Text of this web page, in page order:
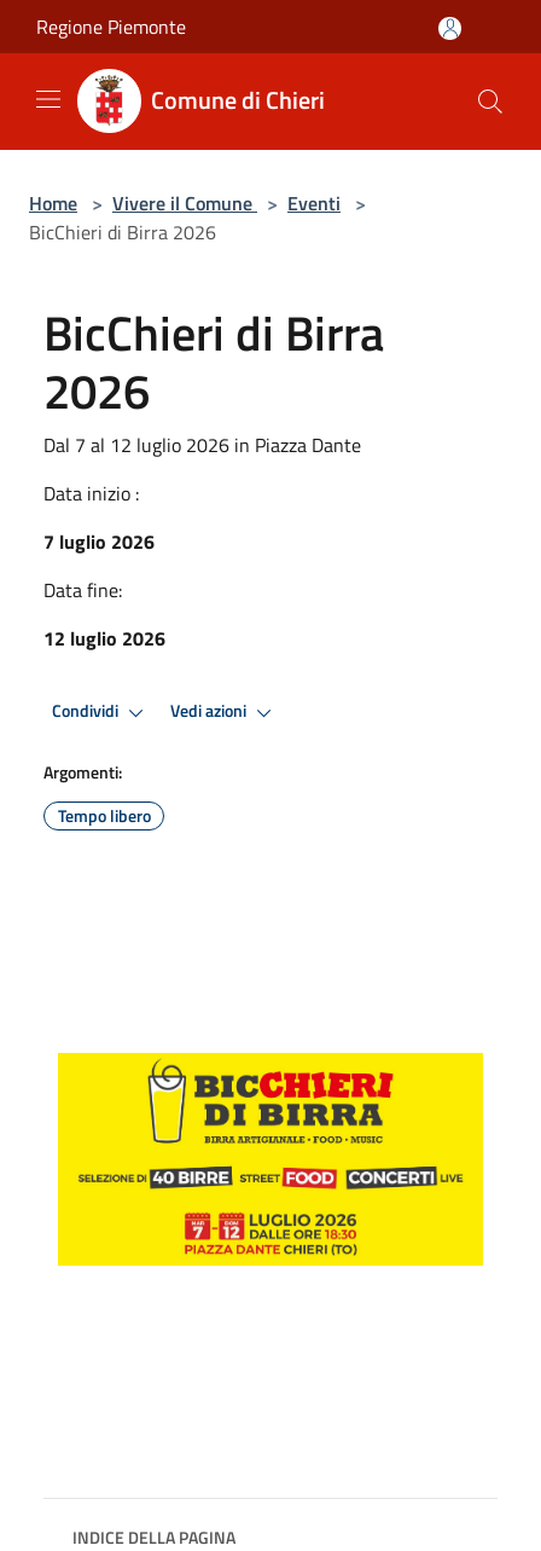
Salta al contenuto principale
Regione Piemonte
Comune di Chieri
Home > Vivere il Comune > Eventi >
BicChieri di Birra 2026
BicChieri di Birra
2026
Dal 7 al 12 luglio 2026 in Piazza Dante
Data inizio :
7 luglio 2026
Data fine:
12 luglio 2026
Condividi Vedi azioni
Argomenti:
Tempo libero
INDICE DELLA PAGINA